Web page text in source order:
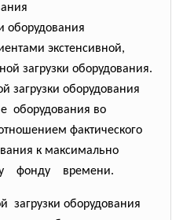
оборудования
экстенсивной,
загрузки оборудования.
загрузки оборудования
оборудования во
фактического
к максимально
фонду времени.
загрузки оборудования